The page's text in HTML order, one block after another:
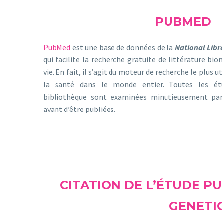
PUBMED
PubMed est une base de données de la National
qui facilite la recherche gratuite de littérature
vie. En fait, il s’agit du moteur de recherche le plus
la santé dans le monde entier. Toutes les
bibliothèque sont examinées minutieusement
avant d’être publiées.
CITATION DE L’ÉTUDE